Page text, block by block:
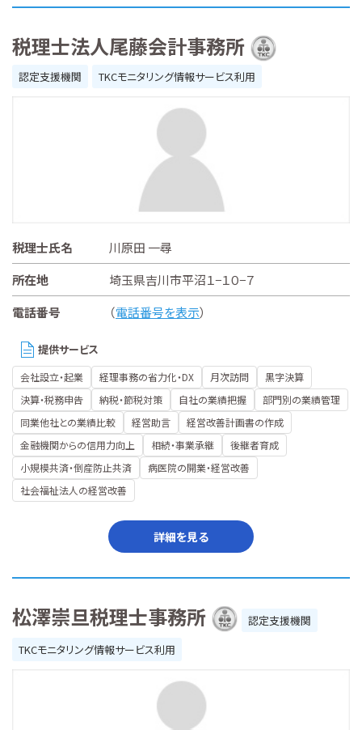
税理士法人尾藤会計事務所
認定支援機関 TKCモニタリング情報サービス利用
税理士氏名
川原田 一尋
所在地
埼玉県吉川市平沼１−１０−７
電話番号
（電話番号を表示）
提供サービス
会社設立・起業 経理事務の省力化・DX 月次訪問
黒字決算
決算・税務申告
納税・節税対策 自社の業績把握
部門別の業績管理
同業他社との業績比較
経営助言
経営改善計画書の作成
金融機関からの信用力向上
相続・事業承継
後継者育成
小規模共済・倒産防止共済
病医院の開業・経営改善
社会福祉法人の経営改善
詳細を見る
松澤崇旦税理士事務所
認定支援機関
TKCモニタリング情報サービス利用